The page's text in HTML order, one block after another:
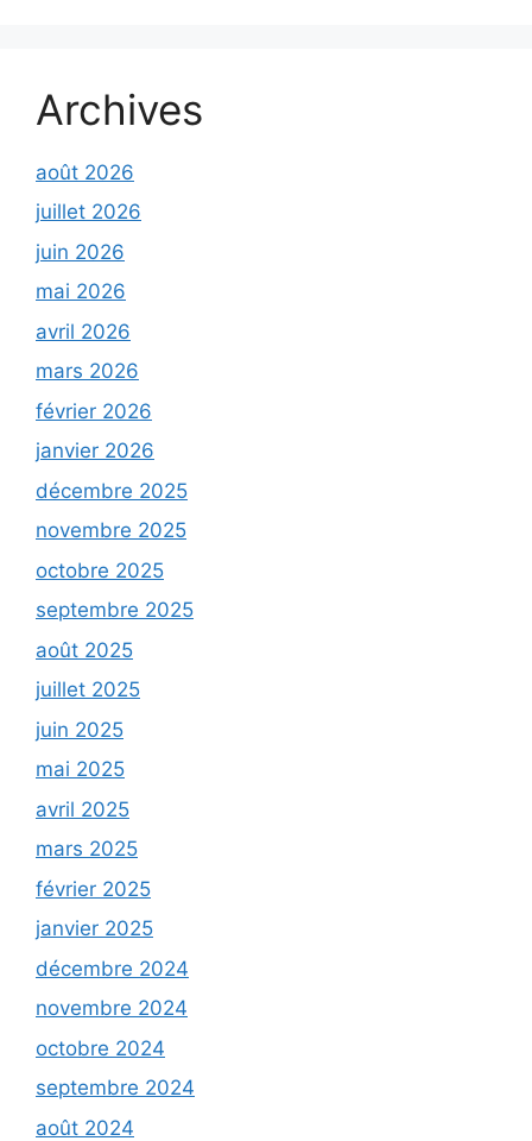
Archives
août 2026
juillet 2026
juin 2026
mai 2026
avril 2026
mars 2026
février 2026
janvier 2026
décembre 2025
novembre 2025
octobre 2025
septembre 2025
août 2025
juillet 2025
juin 2025
mai 2025
avril 2025
mars 2025
février 2025
janvier 2025
décembre 2024
novembre 2024
octobre 2024
septembre 2024
août 2024